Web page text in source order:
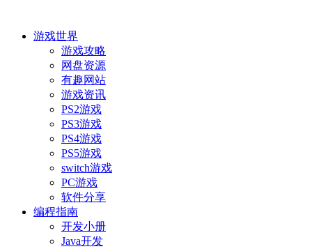
游戏世界
游戏攻略
网盘资源
有趣网站
游戏资讯
PS2游戏
PS3游戏
PS4游戏
PS5游戏
switch游戏
PC游戏
软件分享
编程指南
开发小册
Java开发